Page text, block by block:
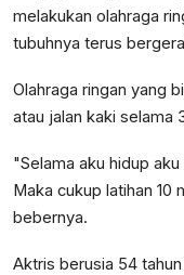
melakukan olahraga
tubuhnya terus
Olahraga ringan yang
atau jalan kaki selama
"Selama aku hidup
Maka cukup latihan 10
bebernya.
Aktris berusia 54